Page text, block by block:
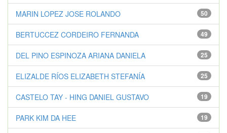
50
MARIN LOPEZ JOSE ROLANDO
49
BERTUCCEZ CORDEIRO FERNANDA
25
DEL PINO ESPINOZA ARIANA DANIELA
25
ELIZALDE RÍOS ELIZABETH STEFANÍA
19
CASTELO TAY - HING DANIEL GUSTAVO
19
PARK KIM DA HEE